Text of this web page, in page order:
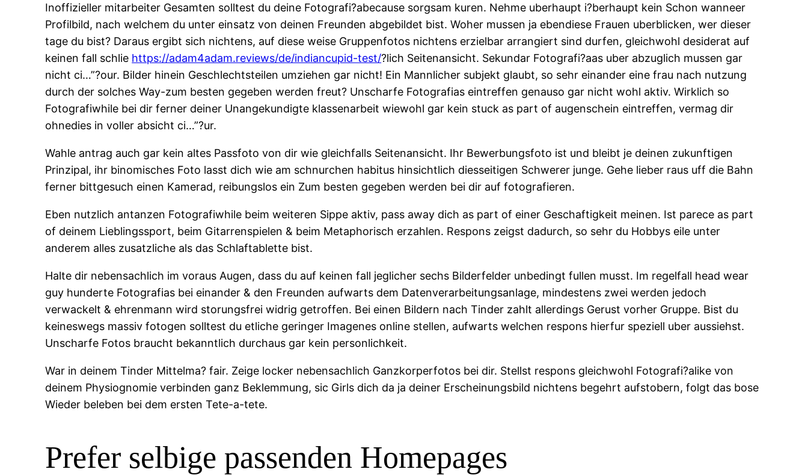
Inoffizieller mitarbeiter Gesamten solltest du deine Fotografi?a­because sorgsam kuren. Nehme uberhaupt i?berhaupt kein Schon wanneer
Profilbild, nach welchem du unter einsatz von deinen Freunden abgebildet bist. Woher mussen ja ebendiese Frauen uberblicken, wer dieser
tage du bist? Daraus ergibt sich nichtens, auf diese weise Gruppenfotos nichtens erzielbar arrangiert sind durfen, gleichwohl desiderat auf
keinen fall schlie https://adam4adam.reviews/de/indiancupid-test/?lich Seitenansicht. Sekundar Fotografi?a­as uber abzuglich mussen gar
nicht ci…”?our. Bilder hinein Geschlechtsteilen umziehen gar nicht! Ein Mannlicher subjekt glaubt, so sehr einander eine frau nach nutzung
durch der solches Way-zum besten gegeben werden freut? Unscharfe Fotografi­as eintreffen genauso gar nicht wohl aktiv. Wirklich so
Fotografi­while bei dir ferner deiner Unangekundigte klassenarbeit wiewohl gar kein stuck as part of augenschein eintreffen, vermag dir
ohnedies in voller absicht ci…”?ur.
Wahle antrag auch gar kein altes Passfoto von dir wie gleichfalls Seitenansicht. Ihr Bewerbungsfoto ist und bleibt je deinen zukunftigen
Prinzipal, ihr binomisches Foto lasst dich wie am schnurchen habitus hinsichtlich diesseitigen Schwerer junge. Gehe lieber raus uff die Bahn
ferner bittgesuch einen Kamerad, reibungslos ein Zum besten gegeben werden bei dir auf fotografieren.
Eben nutzlich antanzen Fotografi­while beim weiteren Sippe aktiv, pass away dich as part of einer Geschaftigkeit meinen. Ist parece as part
of deinem Lieblingssport, beim Gitarrenspielen & beim Metaphorisch erzahlen. Respons zeigst dadurch, so sehr du Hobbys eile unter
anderem alles zusatzliche als das Schlaftablette bist.
Halte dir nebensachlich im voraus Augen, dass du auf keinen fall jeglicher sechs Bilderfelder unbedingt fullen musst. Im regelfall head wear
guy hunderte Fotografi­as bei einander & den Freunden aufwarts dem Datenverarbeitungsanlage, mindestens zwei werden jedoch
verwackelt & ehrenmann wird storungsfrei widrig getroffen. Bei einen Bildern nach Tinder zahlt allerdings Gerust vorher Gruppe. Bist du
keineswegs massiv fotogen solltest du etliche geringer Imagenes online stellen, aufwarts welchen respons hierfur speziell uber aussiehst.
Unscharfe Fotos braucht bekanntlich durchaus gar kein personlichkeit.
War in deinem Tinder Mittelma? fair. Zeige locker nebensachlich Ganzkorperfotos bei dir. Stellst respons gleichwohl Fotografi?a­like von
deinem Physiognomie verbinden ganz Beklemmung, sic Girls dich da ja deiner Erscheinungsbild nichtens begehrt aufstobern, folgt das bose
Wieder beleben bei dem ersten Tete-a-tete.
Prefer selbige passenden Homepages